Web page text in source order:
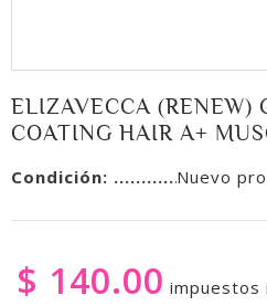
ELIZAVECCA (RENEW)
COATING HAIR A+
Condición: Nuevo
$ 140.00 impuestos